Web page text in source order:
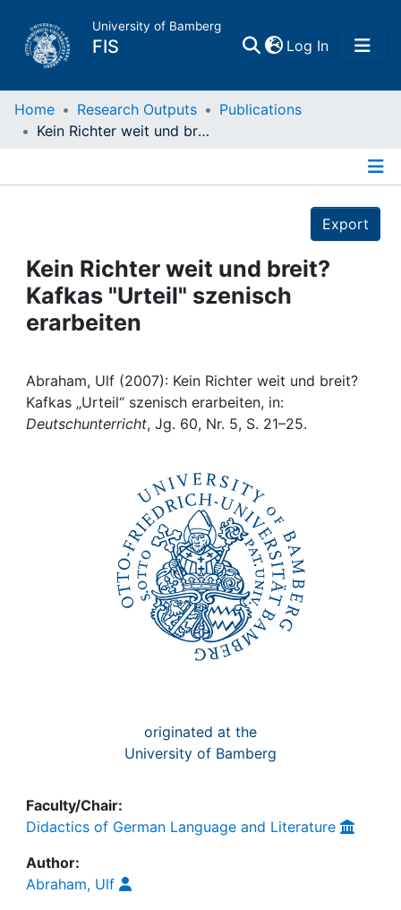
University of Bamberg
FIS Log In(current)
Home
Projects
People
Awards
Home Research Outputs
Publications
Kein Richter weit und breit? Kafkas "Urteil" szenisch erarbeiten
Export
Kein Richter weit und breit?
Kafkas "Urteil" szenisch
erarbeiten
Abraham, Ulf (2007): Kein Richter weit und breit?
Kafkas „Urteil“ szenisch erarbeiten, in:
Deutschunterricht, Jg. 60, Nr. 5, S. 21–25.
originated at the
University of Bamberg
Faculty/Chair:
Didactics of German Language and Literature
Author:
Abraham, Ulf